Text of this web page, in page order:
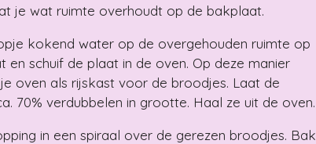
je wat ruimte overhoudt op de bakplaat.
kokend water op de overgehouden ruimte op
en schuif de plaat in de oven. Op deze manier
oven als rijskast voor de broodjes. Laat de
70% verdubbelen in grootte. Haal ze uit de oven.
in een spiraal over de gerezen broodjes. Bak